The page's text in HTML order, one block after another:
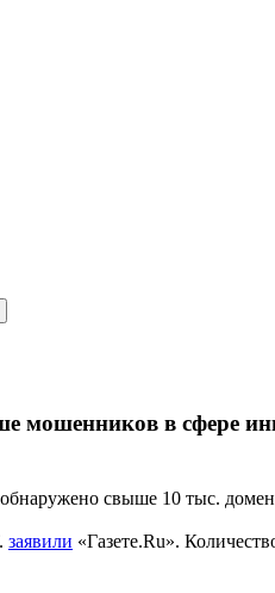
мошенников в сфере
свыше 10 тыс.
заявили «Газете.Ru».